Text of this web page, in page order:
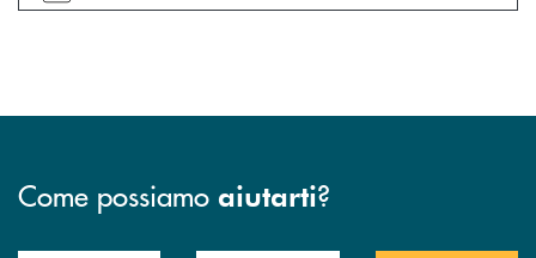
Come possiamo aiutarti?